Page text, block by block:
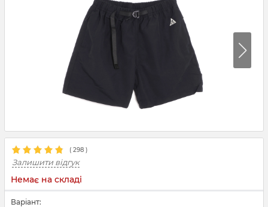
( 298 )
Залишити відгук
Немає на складі
Варіант: